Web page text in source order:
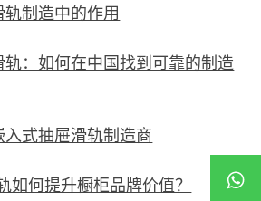
制造中的作用
：如何在中国找到可靠的制造
式抽屉滑轨制造商
如何提升橱柜品牌价值？